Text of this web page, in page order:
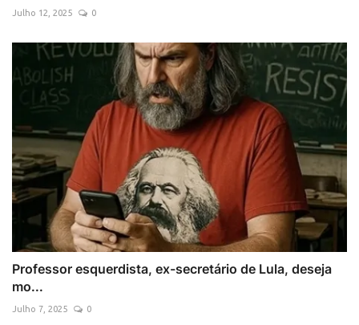
Julho 12, 2025 0
Professor esquerdista, ex-secretário de Lula, deseja
mo...
Julho 7, 2025 0